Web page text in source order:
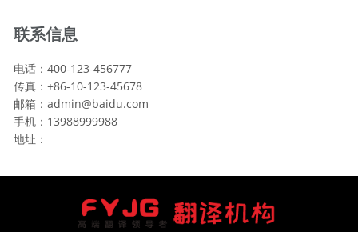
联系信息
电话：400-123-456777
传真：+86-10-123-45678
邮箱：admin@baidu.com
手机：13988999988
地址：